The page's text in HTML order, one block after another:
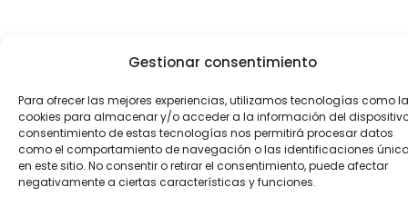
Gestionar consentimiento
Para ofrecer las mejores experiencias, utilizamos tecnologías como
cookies para almacenar y/o acceder a la información del
consentimiento de estas tecnologías nos permitirá procesar datos
como el comportamiento de navegación o las identificaciones
en este sitio. No consentir o retirar el consentimiento, puede afectar
negativamente a ciertas características y funciones.